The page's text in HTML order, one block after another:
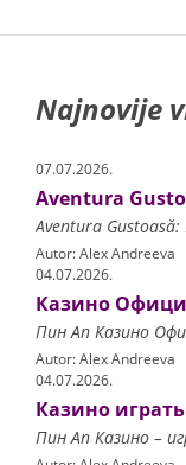
Najnovije
07.07.2026.
Autor: Alex Andreeva
04.07.2026.
Autor: Alex Andreeva
04.07.2026.